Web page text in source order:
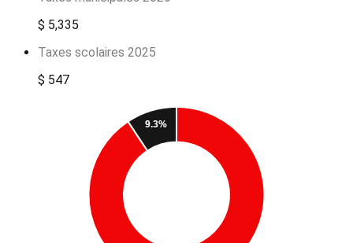
$ 5,335
Taxes scolaires 2025
$ 547
9.3%